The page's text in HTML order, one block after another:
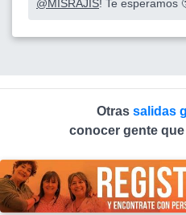
@MISRAJIS! Te esperamos
Otras salidas
conocer gente